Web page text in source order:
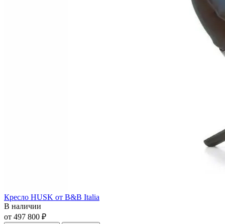
Кресло HUSK от B&B Italia
В наличии
от 497 800 ₽